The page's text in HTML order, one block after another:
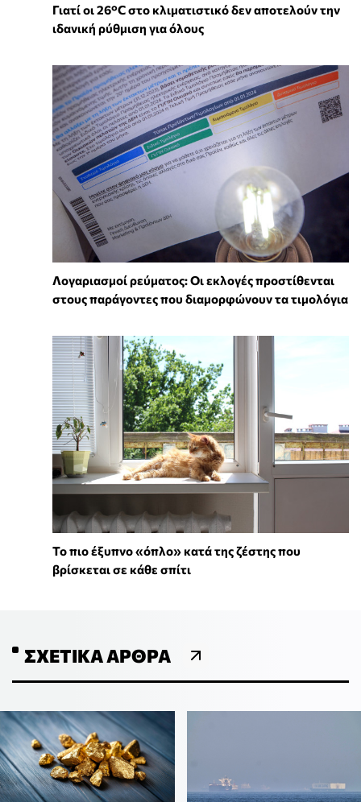
Γιατί οι 26°C στο κλιματιστικό δεν αποτελούν την
ιδανική ρύθμιση για όλους
Λογαριασμοί ρεύματος: Οι εκλογές προστίθενται
στους παράγοντες που διαμορφώνουν τα τιμολόγια
To πιο έξυπνο «όπλο» κατά της ζέστης που
βρίσκεται σε κάθε σπίτι
ΣΧΕΤΙΚΆ ΆΡΘΡΑ